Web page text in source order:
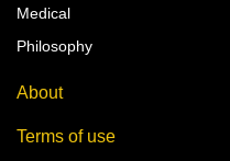
Medical
Philosophy
About
Terms of use